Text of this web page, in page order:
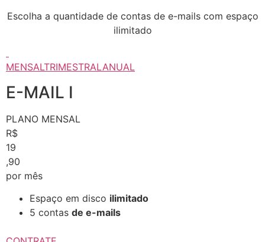
Escolha a quantidade de contas de e-mails com espaço
ilimitado
MENSALTRIMESTRALANUAL
E-MAIL I
PLANO MENSAL
R$
19
,90
por mês
Espaço em disco ilimitado
5 contas de e-mails